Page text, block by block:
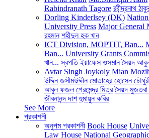
Rabindranath Tagore রবীন্দ্রনাথ
Dorling Kinderlsey (DK)
University Press Major General
রহমান শহীদুল হক খান
ICT Division, MOPTIT, Ban...
Ban... University Grants
খান... স্বপতি ইয়াফেস ওসমান সৈয়দ
Avtar Singh Joykoly Mian
উদ্দিন জসীমউদ্দীন মোতাহের হোসেন
আবুল ফজল প্রেমেন্দ্র মিত্র সৈয়দ
জীবনানন্দ দাশ হুমায়ুন কবির
See More
প্রকাশনী
অনুপম প্রকাশনী Book House
Law House National